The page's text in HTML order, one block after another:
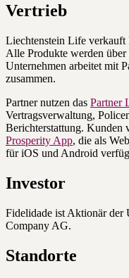
Vertrieb
Liechtenstein Life verkauft
Alle Produkte werden
Unternehmen arbeitet mit
zusammen.
Partner nutzen das Partner
Vertragsverwaltung,
Berichterstattung. Kunden
Prosperity App, die als
für iOS und Android
Investor
Fidelidade ist Aktionär der
Company AG.
Standorte